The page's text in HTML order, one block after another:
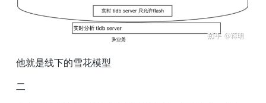
他就是线下的雪花模型
二